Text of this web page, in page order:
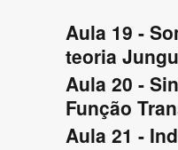
Aula 19 -
teoria
Aula 20 -
Função
Aula 21 -